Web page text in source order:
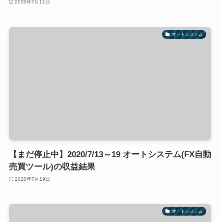
2020年7月11日
オートシステム
【まだ停止中】2020/7/13～19 オートシステム(FX自動
売買ツール)の収益結果
2020年7月19日
オートシステム